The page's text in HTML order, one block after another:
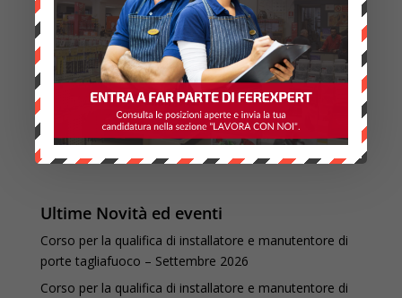
Ultime Novità ed eventi
Corso per la qualifica di installatore e manutentore di
porte tagliafuoco – Settembre 2026
Corso per la qualifica di installatore e manutentore di